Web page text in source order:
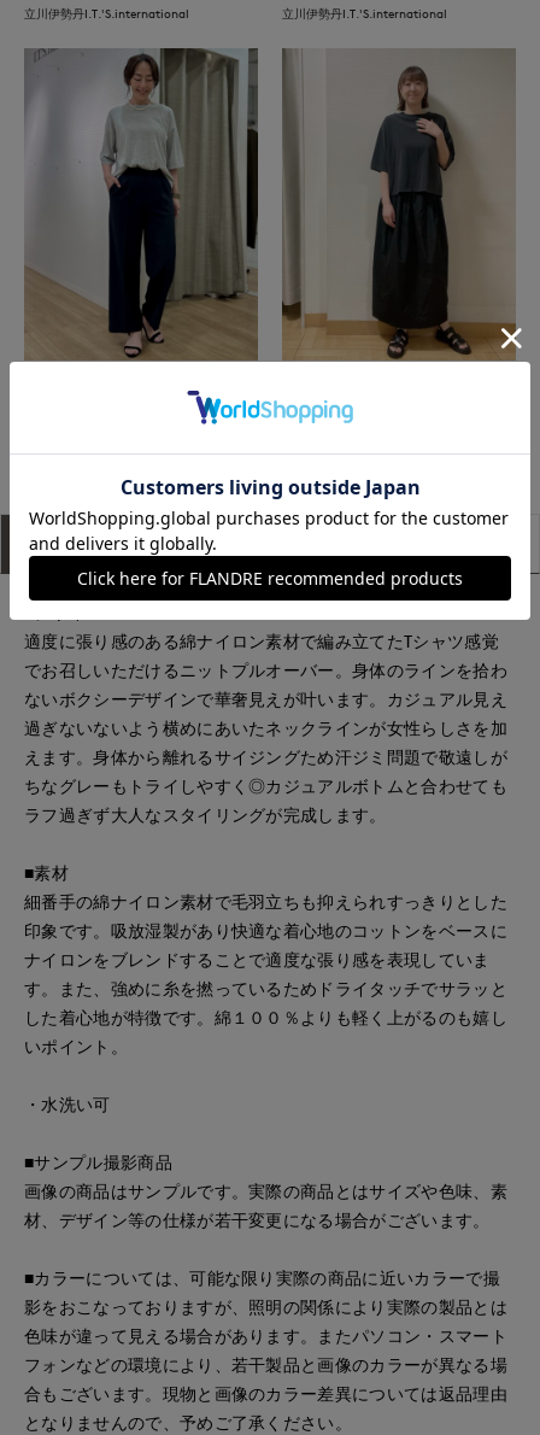
立川伊勢丹I.T.'S.international 立川伊勢丹I.T.'S.international
アイテム説明
適度に張り感のある綿ナイロン素材で編み立てたTシャツ感覚
でお召しいただけるニットプルオーバー。身体のラインを拾わ
ないボクシーデザインで華奢見えが叶います。カジュアル見え
過ぎないないよう横めにあいたネックラインが女性らしさを加
えます。身体から離れるサイジングため汗ジミ問題で敬遠しが
ちなグレーもトライしやすく◎カジュアルボトムと合わせても
ラフ過ぎず大人なスタイリングが完成します。
■素材
細番手の綿ナイロン素材で毛羽立ちも抑えられすっきりとした
印象です。吸放湿製があり快適な着心地のコットンをベースに
ナイロンをブレンドすることで適度な張り感を表現していま
す。また、強めに糸を撚っているためドライタッチでサラッと
した着心地が特徴です。綿１００％よりも軽く上がるのも嬉し
いポイント。
・水洗い可
■サンプル撮影商品
画像の商品はサンプルです。実際の商品とはサイズや色味、素
材、デザイン等の仕様が若干変更になる場合がございます。
■カラーについては、可能な限り実際の商品に近いカラーで撮
影をおこなっておりますが、照明の関係により実際の製品とは
色味が違って見える場合があります。またパソコン・スマート
フォンなどの環境により、若干製品と画像のカラーが異なる場
合もございます。現物と画像のカラー差異については返品理由
となりませんので、予めご了承ください。